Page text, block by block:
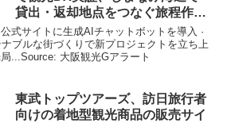
貸出・返却地点をつなぐ旅程作成
…
式サイトに生成AIチャットボットを導入 ·
ブルな街づくりで新プロジェクトを立ち上
...Source: 大阪観光Gアラート
東武トップツアーズ、訪日旅行者
向けの着地型観光商品の販売サイ